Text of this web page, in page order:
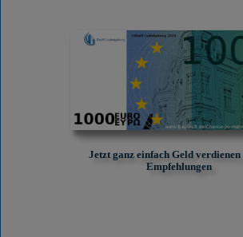
Jetzt ganz einfach Geld
Empfehlungen